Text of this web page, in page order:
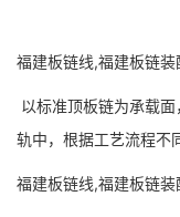
福建板链线,福建板链装
以标准顶板链为承载
轨中，根据工艺流程不
福建板链线,福建板链装